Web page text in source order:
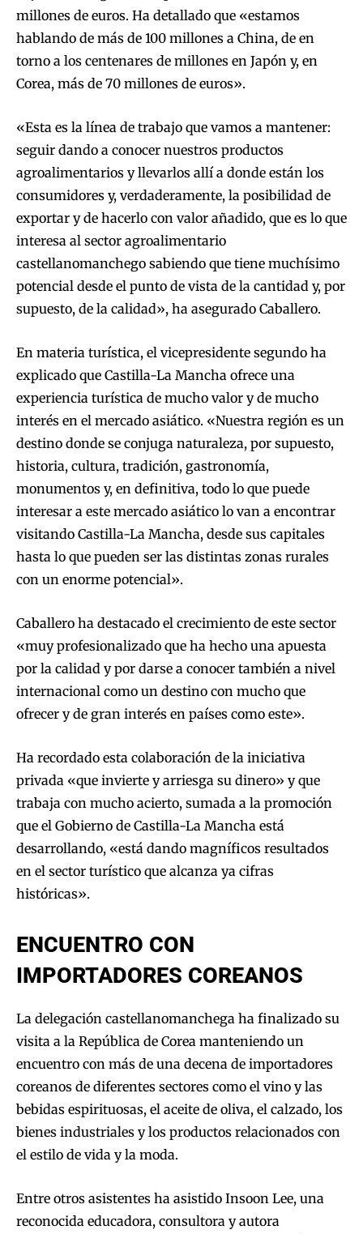
millones de euros. Ha detallado que «estamos
hablando de más de 100 millones a China, de en
torno a los centenares de millones en Japón y, en
Corea, más de 70 millones de euros».
«Esta es la línea de trabajo que vamos a mantener:
seguir dando a conocer nuestros productos
agroalimentarios y llevarlos allí a donde están los
consumidores y, verdaderamente, la posibilidad de
exportar y de hacerlo con valor añadido, que es lo que
interesa al sector agroalimentario
castellanomanchego sabiendo que tiene muchísimo
potencial desde el punto de vista de la cantidad y, por
supuesto, de la calidad», ha asegurado Caballero.
En materia turística, el vicepresidente segundo ha
explicado que Castilla-La Mancha ofrece una
experiencia turística de mucho valor y de mucho
interés en el mercado asiático. «Nuestra región es un
destino donde se conjuga naturaleza, por supuesto,
historia, cultura, tradición, gastronomía,
monumentos y, en definitiva, todo lo que puede
interesar a este mercado asiático lo van a encontrar
visitando Castilla-La Mancha, desde sus capitales
hasta lo que pueden ser las distintas zonas rurales
con un enorme potencial».
Caballero ha destacado el crecimiento de este sector
«muy profesionalizado que ha hecho una apuesta
por la calidad y por darse a conocer también a nivel
internacional como un destino con mucho que
ofrecer y de gran interés en países como este».
Ha recordado esta colaboración de la iniciativa
privada «que invierte y arriesga su dinero» y que
trabaja con mucho acierto, sumada a la promoción
que el Gobierno de Castilla-La Mancha está
desarrollando, «está dando magníficos resultados
en el sector turístico que alcanza ya cifras
históricas».
ENCUENTRO CON
IMPORTADORES COREANOS
La delegación castellanomanchega ha finalizado su
visita a la República de Corea manteniendo un
encuentro con más de una decena de importadores
coreanos de diferentes sectores como el vino y las
bebidas espirituosas, el aceite de oliva, el calzado, los
bienes industriales y los productos relacionados con
el estilo de vida y la moda.
Entre otros asistentes ha asistido Insoon Lee, una
reconocida educadora, consultora y autora